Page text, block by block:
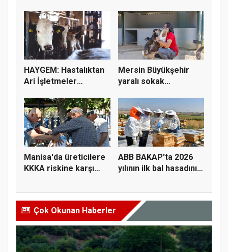
HAYGEM: Hastalıktan
Ari İşletmeler
Mersin Büyükşehir
yaralı sokak
Manisa'da üreticilere
KKKA riskine karşı
ABB BAKAP'ta 2026
yılının ilk bal hasadını
Çok Okunan Haberler